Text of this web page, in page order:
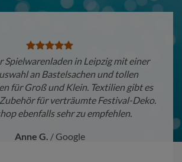
Spielwarenladen in Leipzig mit einer
an Bastelsachen und tollen
für Groß und Klein. Textilien gibt es
für verträumte Festival-Deko.
ebenfalls sehr zu empfehlen.
Anne G. / Google